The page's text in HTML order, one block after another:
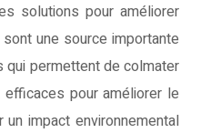
solutions pour améliorer
une source importante
qui permettent de colmater
pour améliorer le
impact environnemental